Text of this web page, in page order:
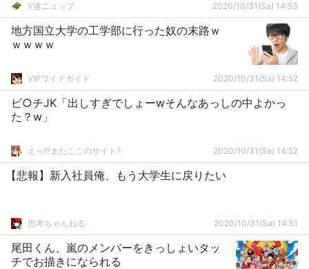
V速ニュップ 2020/10/31(Sa) 14:53
地方国立大学の工学部に行った奴の末路ｗ
ｗｗｗｗ
VIPワイドガイド 2020/10/31(Sa) 14:52
ビ○チJK「出しすぎでしょーwそんなあっしの中よかっ
た？w」
えっ!?またここのサイト? 2020/10/31(Sa) 14:52
【悲報】新入社員俺、もう大学生に戻りたい
思考ちゃんねる 2020/10/31(Sa) 14:51
尾田くん、嵐のメンバーをきっしょいタッ
チでお描きになられる